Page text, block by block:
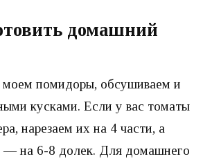
домашний
помидоры, обсушиваем и
кусками. Если у вас томаты
нарезаем их на 4 части, а
— на 6-8 долек. Для домашнего